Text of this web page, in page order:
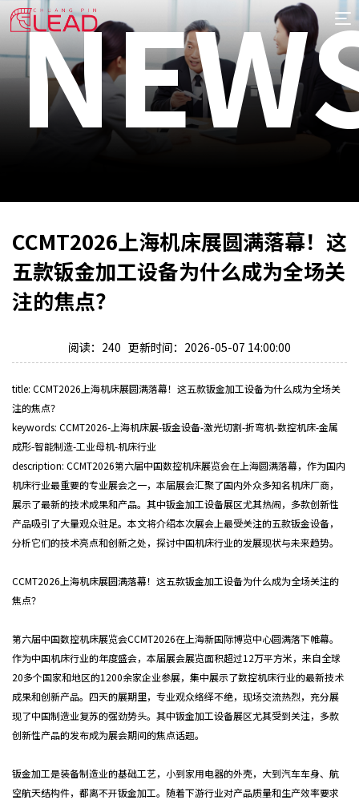
首
页
案
价
新
THE LATEST ADVICE ON THE INDUSTRIAL
DESIGN INDUSTRY
CCMT2026上海机床展圆满落幕！这
五款钣金加工设备为什么成为全场关
注的焦点？
阅读：240 更新时间：2026-05-07 14:00:00
title: CCMT2026上海机床展圆满落幕！这五款钣金加工设备为什么成为全场关
注的焦点？
keywords: CCMT2026-上海机床展-钣金设备-激光切割-折弯机-数控机床-金属
成形-智能制造-工业母机-机床行业
description: CCMT2026第六届中国数控机床展览会在上海圆满落幕，作为国内
机床行业最重要的专业展会之一，本届展会汇聚了国内外众多知名机床厂商，
展示了最新的技术成果和产品。其中钣金加工设备展区尤其热闹，多款创新性
产品吸引了大量观众驻足。本文将介绍本次展会上最受关注的五款钣金设备，
分析它们的技术亮点和创新之处，探讨中国机床行业的发展现状与未来趋势。
CCMT2026上海机床展圆满落幕！这五款钣金加工设备为什么成为全场关注的
焦点？
第六届中国数控机床展览会CCMT2026在上海新国际博览中心圆满落下帷幕。
作为中国机床行业的年度盛会，本届展会展览面积超过12万平方米，来自全球
20多个国家和地区的1200余家企业参展，集中展示了数控机床行业的最新技术
成果和创新产品。四天的展期里，专业观众络绎不绝，现场交流热烈，充分展
现了中国制造业复苏的强劲势头。其中钣金加工设备展区尤其受到关注，多款
创新性产品的发布成为展会期间的焦点话题。
钣金加工是装备制造业的基础工艺，小到家用电器的外壳，大到汽车车身、航
空航天结构件，都离不开钣金加工。随着下游行业对产品质量和生产效率要求